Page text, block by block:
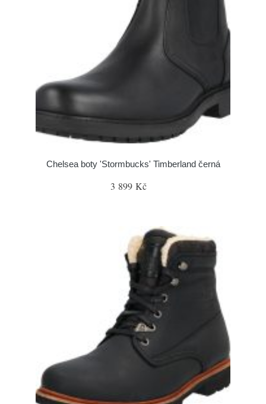
Chelsea boty 'Stormbucks' Timberland černá
3 899 Kč